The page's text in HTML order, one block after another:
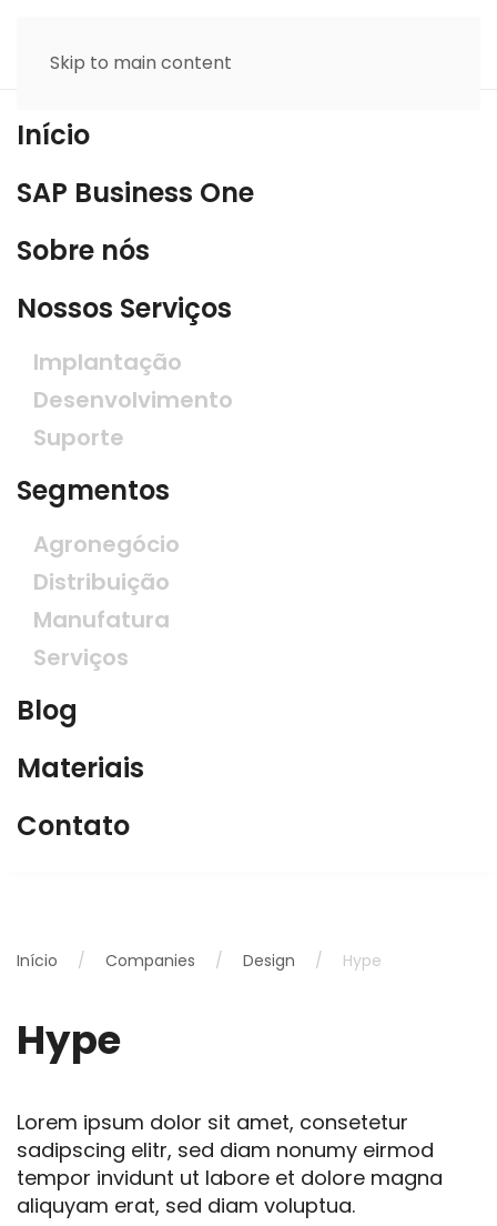
Skip to main content
Início
SAP Business One
Sobre nós
Nossos Serviços
Implantação
Desenvolvimento
Suporte
Segmentos
Agronegócio
Distribuição
Manufatura
Serviços
Blog
Materiais
Contato
Início Companies Design Hype
Hype
Lorem ipsum dolor sit amet, consetetur
sadipscing elitr, sed diam nonumy eirmod
tempor invidunt ut labore et dolore magna
aliquyam erat, sed diam voluptua.